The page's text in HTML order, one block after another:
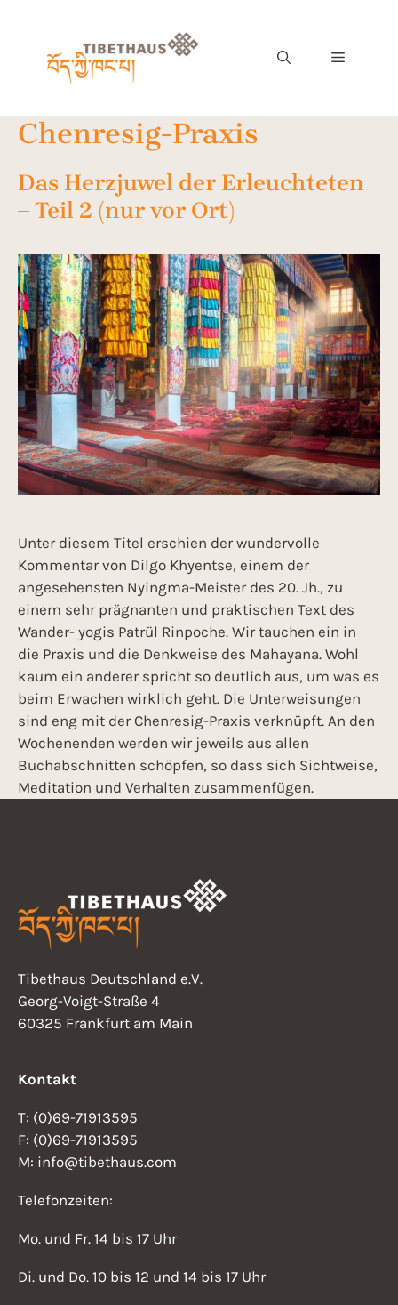
Chenresig-Praxis
Das Herzjuwel der Erleuchteten
– Teil 2 (nur vor Ort)
Unter diesem Titel erschien der wundervolle
Kommentar von Dilgo Khyentse, einem der
angesehensten Nyingma-Meister des 20. Jh., zu
einem sehr prägnanten und praktischen Text des
Wander- yogis Patrül Rinpoche. Wir tauchen ein in
die Praxis und die Denkweise des Mahayana. Wohl
kaum ein anderer spricht so deutlich aus, um was es
beim Erwachen wirklich geht. Die Unterweisungen
sind eng mit der Chenresig-Praxis verknüpft. An den
Wochenenden werden wir jeweils aus allen
Buchabschnitten schöpfen, so dass sich Sichtweise,
Meditation und Verhalten zusammenfügen.
Tibethaus Deutschland e.V.
Georg-Voigt-Straße 4
60325 Frankfurt am Main
Kontakt
T: (0)69-71913595
F: (0)69-71913595
M: info@tibethaus.com
Telefonzeiten:
Mo. und Fr. 14 bis 17 Uhr
Di. und Do. 10 bis 12 und 14 bis 17 Uhr